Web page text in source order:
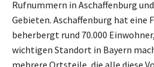
Rufnummern in Aschaffenburg
Gebieten. Aschaffenburg hat eine
beherbergt rund 70.000
wichtigen Standort in Bayern